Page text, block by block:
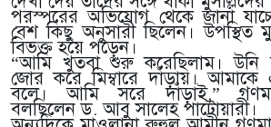
পরস্পরের অভিযোগ থেকে জানা
বেশ কিছু অনুসারী ছিলেন। উপস্থিত
বিভক্ত হয়ে পড়েন।
“আমি খুতবা শুরু করেছিলাম।
জোর করে মিম্বারে দাঁড়ায়।
বলে। আমি সরে দাঁড়াই,”
বলছিলেন ড. আবু সালেহ পাটোয়ারী।